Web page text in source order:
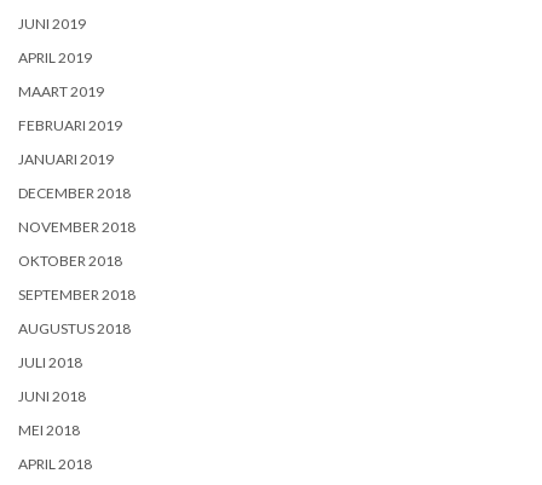
JUNI 2019
APRIL 2019
MAART 2019
FEBRUARI 2019
JANUARI 2019
DECEMBER 2018
NOVEMBER 2018
OKTOBER 2018
SEPTEMBER 2018
AUGUSTUS 2018
JULI 2018
JUNI 2018
MEI 2018
APRIL 2018